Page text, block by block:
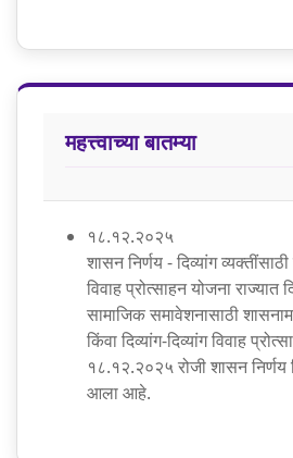
महत्त्वाच्या बातम्या
१८.१२.२०२५
शासन निर्णय - दिव्यांग
विवाह प्रोत्साहन योजनाराज्यात
सामाजिक समावेशनासाठी
किंवा दिव्यांग-दिव्यांग विवाह
१८.१२.२०२५ रोजी शासन निर्णय
आला आहे.